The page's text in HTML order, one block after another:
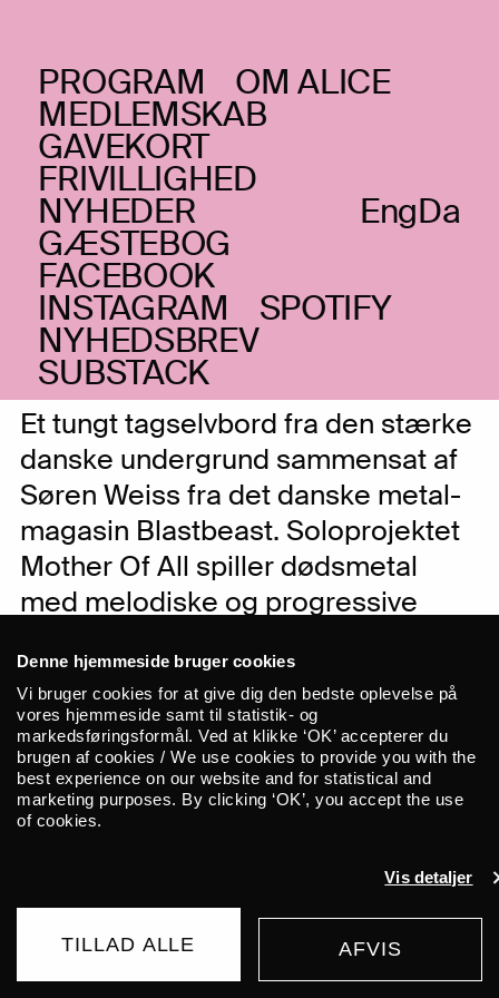
Denne hjemmeside bruger cookies
Vi bruger cookies for at give dig den bedste oplevelse på
vores hjemmeside samt til statistik- og
markedsføringsformål. Ved at klikke ‘OK’ accepterer du
brugen af cookies / We use cookies to provide you with the
best experience on our website and for statistical and
marketing purposes. By clicking ‘OK’, you accept the use
of cookies.
Vis detaljer
TILLAD ALLE AFVIS
PROGRAM OM ALICE
MEDLEMSKAB
GAVEKORT
FRIVILLIGHED
NYHEDER Da
Eng
GÆSTEBOG
FACEBOOK
INSTAGRAM SPOTIFY
NYHEDSBREV
SUBSTACK
TORSDAG _02.11.23
Blastbeast presents:
Mother Of All + Henret
+ Necrotic Ritual
Tung tredobbelt aften præsenteret af det
danske metalmedie Blastbeast
Et tungt tagselvbord fra den stærke
danske undergrund sammensat af
Søren Weiss fra det danske metal-
magasin Blastbeast. Soloprojektet
Mother Of All spiller dødsmetal
med melodiske og progressive
hårdtslående hardcoreband fra
København. Og endelig kommer
det Kolding-baserede Necrotic
Ritual med rå, brutal, mørk og
aggressiv dødsmetal.
Mother of All er et soloprojekt, som er
frontet af multi-instrumentalist Martin
Haumann (Myrkur, Afsky, Timechild,